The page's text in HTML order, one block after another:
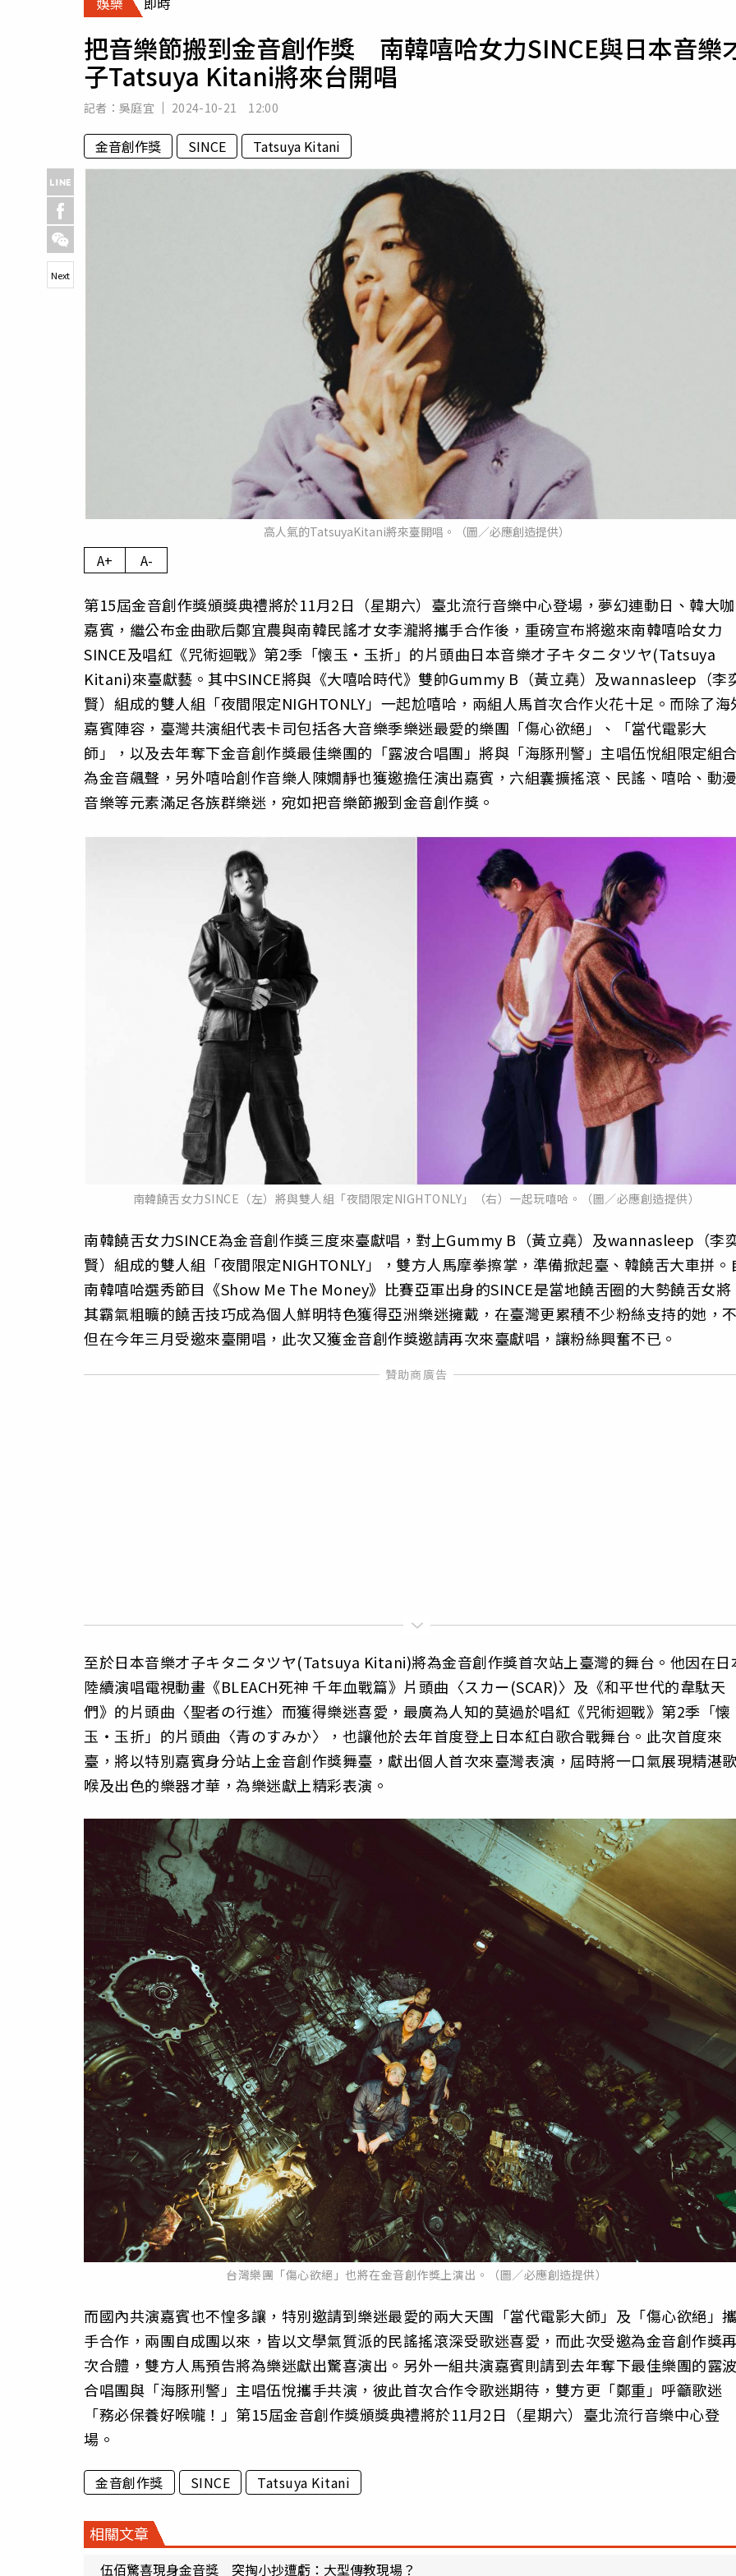
專欄
房產新勢力
運勢
把音樂節搬到金音創作獎 南韓嘻哈女力SINCE與日本音樂
子Tatsuya Kitani將來台開唱
記者： 吳庭宜 2024-10-21 12:00
金音創作獎 SINCE Tatsuya Kitani
高人氣的TatsuyaKitani將來臺開唱。（圖／必應創造提供）
Next
A+ A-
第15屆金音創作獎頒獎典禮將於11月2日（星期六）臺北流行音樂中心登場，夢幻連動日、韓大咖
嘉賓，繼公布金曲歌后鄭宜農與南韓民謠才女李瀧將攜手合作後，重磅宣布將邀來南韓嘻哈女力
SINCE及唱紅《咒術迴戰》第2季「懐玉‧玉折」的片頭曲日本音樂才子キタニタツヤ(Tatsuya
Kitani)來臺獻藝。其中SINCE將與《大嘻哈時代》雙帥Gummy B（黃立堯）及wannasleep（李
賢）組成的雙人組「夜間限定NIGHTONLY」一起尬嘻哈，兩組人馬首次合作火花十足。而除了海
嘉賓陣容，臺灣共演組代表卡司包括各大音樂季樂迷最愛的樂團「傷心欲絕」、「當代電影大
師」，以及去年奪下金音創作獎最佳樂團的「露波合唱團」將與「海豚刑警」主唱伍悅組限定組
為金音飆聲，另外嘻哈創作音樂人陳嫺靜也獲邀擔任演出嘉賓，六組囊擴搖滾、民謠、嘻哈、動
音樂等元素滿足各族群樂迷，宛如把音樂節搬到金音創作獎。
南韓饒舌女力SINCE（左）將與雙人組「夜間限定NIGHTONLY」（右）一起玩嘻哈。（圖／必應創造提供）
南韓饒舌女力SINCE為金音創作獎三度來臺獻唱，對上Gummy B（黃立堯）及wannasleep（李
賢）組成的雙人組「夜間限定NIGHTONLY」，雙方人馬摩拳擦掌，準備掀起臺、韓饒舌大車拼。
南韓嘻哈選秀節目《Show Me The Money》比賽亞軍出身的SINCE是當地饒舌圈的大勢饒舌女將
其霸氣粗曠的饒舌技巧成為個人鮮明特色獲得亞洲樂迷擁戴，在臺灣更累積不少粉絲支持的她，
但在今年三月受邀來臺開唱，此次又獲金音創作獎邀請再次來臺獻唱，讓粉絲興奮不已。
至於日本音樂才子キタニタツヤ(Tatsuya Kitani)將為金音創作獎首次站上臺灣的舞台。他因在日
陸續演唱電視動畫《BLEACH死神 千年血戰篇》片頭曲〈スカー(SCAR)〉及《和平世代的韋駄天
們》的片頭曲〈聖者の行進〉而獲得樂迷喜愛，最廣為人知的莫過於唱紅《咒術迴戰》第2季「懐
玉‧玉折」的片頭曲〈青のすみか〉，也讓他於去年首度登上日本紅白歌合戰舞台。此次首度來
臺，將以特別嘉賓身分站上金音創作獎舞臺，獻出個人首次來臺灣表演，屆時將一口氣展現精湛
喉及出色的樂器才華，為樂迷獻上精彩表演。
台灣樂團「傷心欲絕」也將在金音創作獎上演出。（圖／必應創造提供）
而國內共演嘉賓也不惶多讓，特別邀請到樂迷最愛的兩大天團「當代電影大師」及「傷心欲絕」
手合作，兩團自成團以來，皆以文學氣質派的民謠搖滾深受歌迷喜愛，而此次受邀為金音創作獎
次合體，雙方人馬預告將為樂迷獻出驚喜演出。另外一組共演嘉賓則請到去年奪下最佳樂團的露
合唱團與「海豚刑警」主唱伍悅攜手共演，彼此首次合作令歌迷期待，雙方更「鄭重」呼籲歌迷
「務必保養好喉嚨！」第15屆金音創作獎頒獎典禮將於11月2日（星期六）臺北流行音樂中心登
場。
金音創作獎 SINCE Tatsuya Kitani
相關文章
伍佰驚喜現身金音獎 突掏小抄遭虧：大型傳教現場？